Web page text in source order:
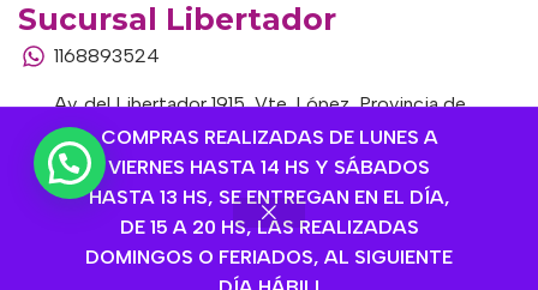
COMPRAS REALIZADAS DE LUNES A
VIERNES HASTA 14 HS Y SÁBADOS
HASTA 13 HS, SE ENTREGAN EN EL DÍA,
DE 15 A 20 HS, LAS REALIZADAS
DOMINGOS O FERIADOS, AL SIGUIENTE
Sucursal Libertador
1168893524
Av. del Libertador 1915, Vte. López, Provincia de
Buenos Aires
Lunes a Viernes de 9hs a 13hs / 16hs a 20hs
Sábados de 9hs a 15hs